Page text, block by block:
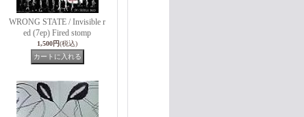
WRONG STATE / Invisible r
ed (7ep) Fired stomp
1,500円(税込)